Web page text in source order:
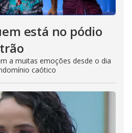
está no pódio
a muitas emoções desde o dia
caótico